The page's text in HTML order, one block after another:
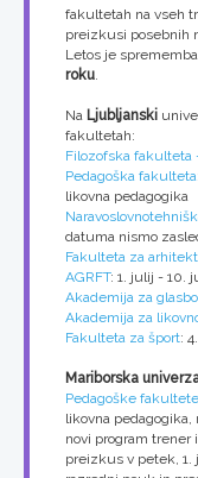
fakultetah na vseh
preizkusi posebnih
Letos je
roku.
Na Ljubljanski
fakultetah:
Filozofska fakulteta
Pedagoška fakulteta
likovna pedagogika
datuma nismo
Fakulteta za
AGRFT: 1. julij - 10.
Akademija za glasbo
Akademija za
Fakulteta za šport:
Mariborska
Pedagoške fakultete
likovna
novi program trener
preizkus v petek, 1.